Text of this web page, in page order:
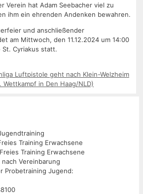
Verein hat Adam Seebacher viel zu
ihm ein ehrenden Andenken bewahren.
und anschließender
am Mittwoch, den 11.12.2024 um 14:00
Cyriakus statt.
Luftpistole geht nach Klein-Welzheim
Wettkampf in Den Haag/NLD)
Training Erwachsene
Training Erwachsene
Vereinbarung
Probetraining Jugend: